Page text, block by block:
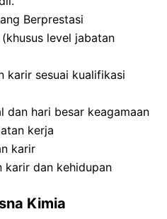
Berprestasi
level jabatan
karir sesuai kualifikasi
dan hari besar keagamaan
kerja
karir
karir dan kehidupan
Kimia